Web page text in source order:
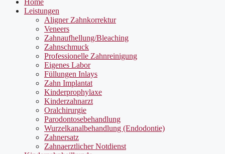
Home
Leistungen
Aligner Zahnkorrektur
Veneers
Zahnaufhellung/Bleaching
Zahnschmuck
Professionelle Zahnreinigung
Eigenes Labor
Füllungen Inlays
Zahn Implantat
Kinderprophylaxe
Kinderzahnarzt
Oralchirurgie
Parodontosebehandlung
Wurzelkanalbehandlung (Endodontie)
Zahnersatz
Zahnaerztlicher Notdienst